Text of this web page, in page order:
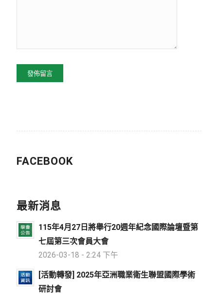
FACEBOOK
最新消息
115年4月27日將舉行20週年紀念國際論壇暨第
七屆第三次會員大會
2026-03-18 - 2:24 下午
[活動轉發] 2025年亞洲職業衛生聯盟國際學術
研討會